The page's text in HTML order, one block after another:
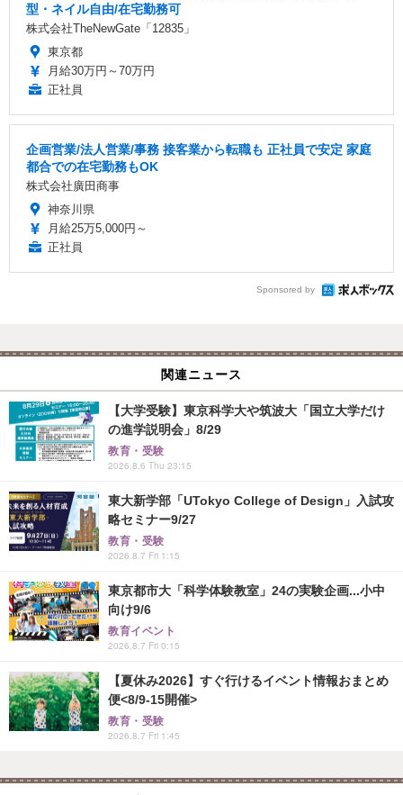
型・ネイル自由/在宅勤務可
株式会社TheNewGate「12835」
東京都
月給30万円～70万円
正社員
企画営業/法人営業/事務 接客業から転職も 正社員で安定 家庭
都合での在宅勤務もOK
株式会社廣田商事
神奈川県
月給25万5,000円～
正社員
Sponsored by
関連ニュース
【大学受験】東京科学大や筑波大「国立大学だけ
の進学説明会」8/29
教育・受験
2026.8.6 Thu 23:15
東大新学部「UTokyo College of Design」入試攻
略セミナー9/27
教育・受験
2026.8.7 Fri 1:15
東京都市大「科学体験教室」24の実験企画...小中
向け9/6
教育イベント
2026.8.7 Fri 0:15
【夏休み2026】すぐ行けるイベント情報おまとめ
便<8/9-15開催>
教育・受験
2026.8.7 Fri 1:45